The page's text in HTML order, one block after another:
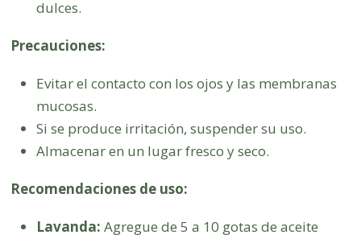
dulces.
Precauciones:
Evitar el contacto con los ojos y las membranas
mucosas.
Si se produce irritación, suspender su uso.
Almacenar en un lugar fresco y seco.
Recomendaciones de uso:
Lavanda: Agregue de 5 a 10 gotas de aceite